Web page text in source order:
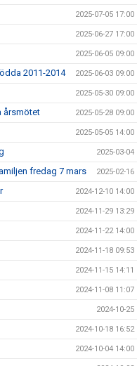
2025-07-05 17:00
2025-06-27 17:00
2025-06-05 09:00
2011-2014 2025-06-03 09:00
2025-05-30 09:00
årsmötet 2025-05-28 09:00
2025-05-05 14:00
2025-03-04
fredag 7 mars 2025-02-16
2024-12-10 14:00
2024-11-29 13:29
2024-11-22 14:00
2024-11-18 09:53
2024-11-15 14:11
2024-11-08 11:07
2024-10-25
2024-10-18 16:52
2024-10-04 14:00